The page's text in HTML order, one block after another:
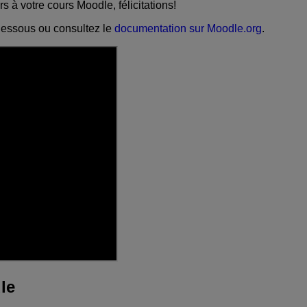
à votre cours Moodle, félicitations!
ou consultez le documentation sur Moodle.org.